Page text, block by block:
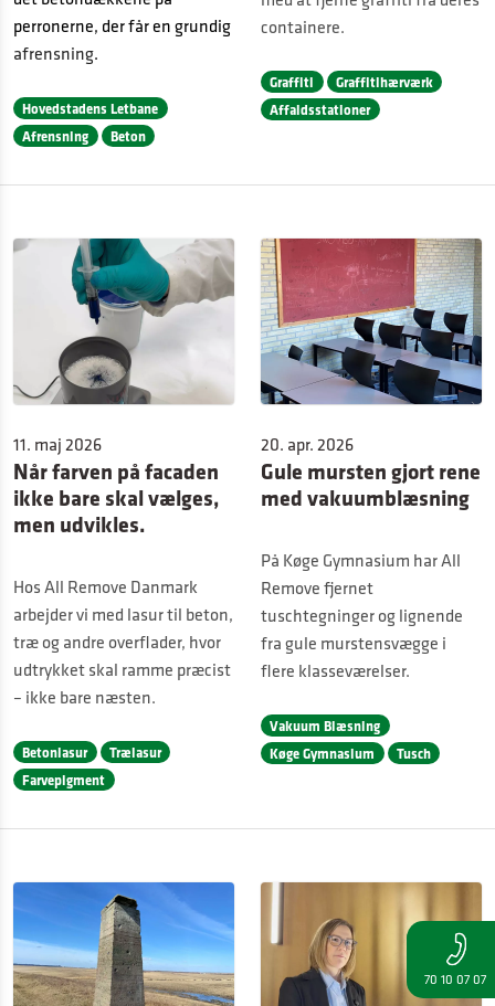
70 10 07 07
perronerne, der får en grundig
afrensning.
Hovedstadens Letbane
Afrensning
Beton
containere.
Graffiti
Graffitihærværk
Affaldsstationer
11. maj 2026
Når farven på facaden
ikke bare skal vælges,
men udvikles.
Hos All Remove Danmark
arbejder vi med lasur til beton,
træ og andre overflader, hvor
udtrykket skal ramme præcist
– ikke bare næsten.
Betonlasur
Trælasur
Farvepigment
20. apr. 2026
Gule mursten gjort rene
med vakuumblæsning
På Køge Gymnasium har All
Remove fjernet
tuschtegninger og lignende
fra gule murstensvægge i
flere klasseværelser.
Vakuum Blæsning
Køge Gymnasium
Tusch